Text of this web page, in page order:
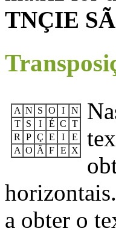
TNÇIE
A N S O I
N
T
S I É C T
R
P Ç E I
E
A O Ã F E X
a obter o